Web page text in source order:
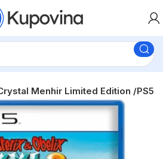
Menhir Limited Edition /PS5